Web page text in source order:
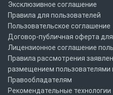
Эксклюзивное соглашение
Правила для пользователей
Пользовательское соглашение
Договор-публичная оферта
Лицензионное соглашение
Правила рассмотрения
размещением пользователями
Правообладателям
Рекомендательные технологии